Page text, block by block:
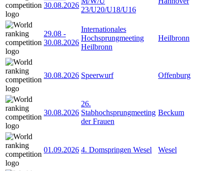
30.08.2026
23/U20/U18/U16
29.08 -
30.08.2026
Internationales
Hochsprungmeeting
Heilbronn
Heilbronn
30.08.2026 Speerwurf Offenburg
30.08.2026
26.
Stabhochsprungmeeting
der Frauen
Beckum
01.09.2026 4. Domspringen Wesel Wesel